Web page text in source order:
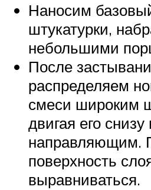
Наносим
штукатурки,
небольшими
После
распределяем
смеси широким
двигая его
направляющим.
поверхность
выравниваться.